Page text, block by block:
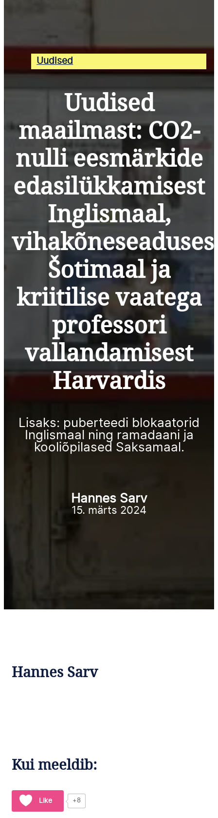
Uudised
Uudised
maailmast: CO2-
nulli eesmärkide
edasilükkamisest
Inglismaal,
Šotimaal ja
kriitilise vaatega
professori
vallandamisest
Harvardis
Lisaks: puberteedi blokaatorid
Inglismaal ning ramadaani ja
kooliõpilased Saksamaal.
Hannes Sarv
15. märts 2024
Hannes Sarv
Kui meeldib:
Like +8